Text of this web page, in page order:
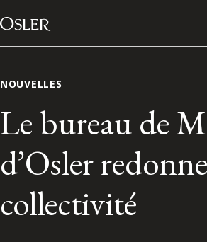
Passer au contenu
Main Navigation
NOUVELLES
Le bureau de
d’Osler
collectivité